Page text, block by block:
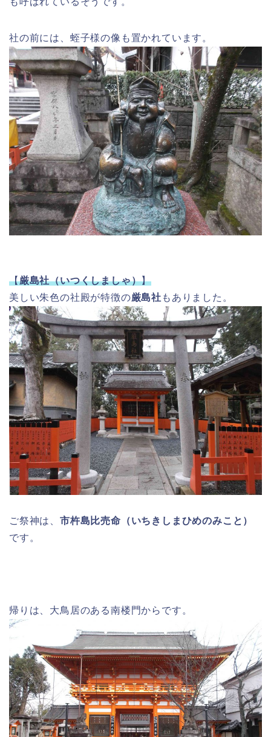
社の前には、蛭子様の像も置かれています。
【厳島社（いつくしましゃ）】
美しい朱色の社殿が特徴の厳島社 もありました。
ご祭神は、 市杵島比売命（いちきしまひめのみこと）
です。
帰りは、大鳥居のある南楼門からです。